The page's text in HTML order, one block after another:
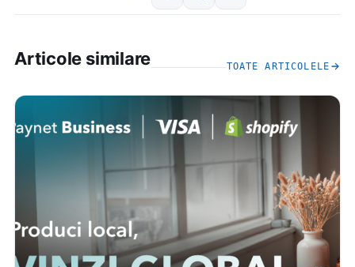
Articole similare TOATE ARTICOLELE